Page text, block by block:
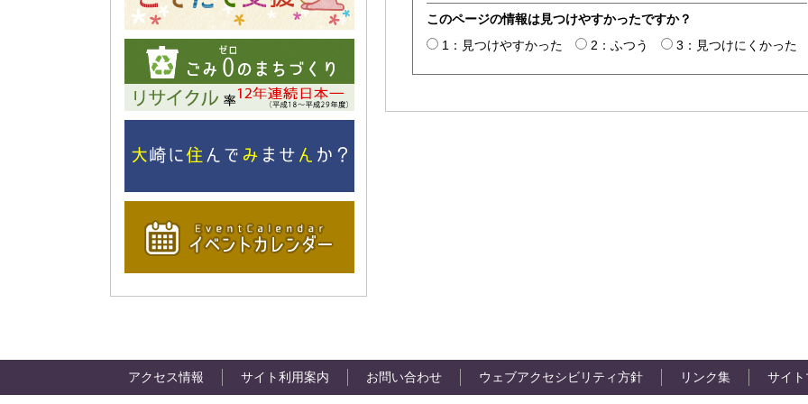
このページの情報は見つけやすかったですか？
1：見つけやすかった
2：ふつう 3：見つけにくかった
アクセス情報 サイト利用案内 お問い合わせ ウェブアクセシビリティ方針 リンク集 サイ